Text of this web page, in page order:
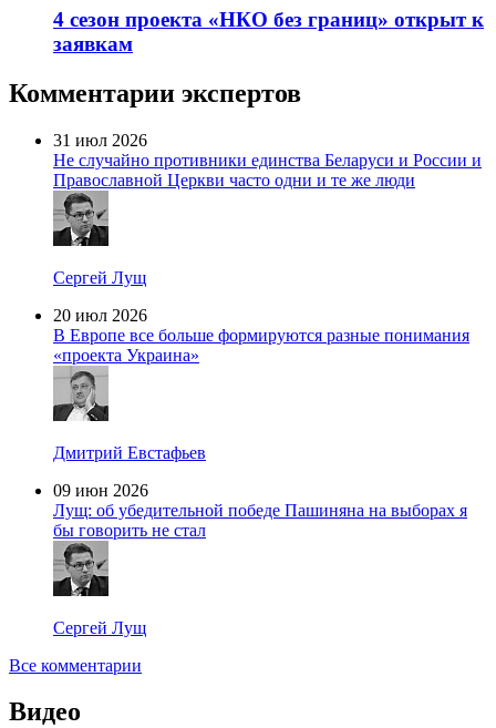
4 сезон проекта «НКО без границ» открыт к
заявкам
Комментарии экспертов
31 июл 2026
Не случайно противники единства Беларуси и России и
Православной Церкви часто одни и те же люди
Сергей Лущ
20 июл 2026
В Европе все больше формируются разные понимания
«проекта Украина»
Дмитрий Евстафьев
09 июн 2026
Лущ: об убедительной победе Пашиняна на выборах я
бы говорить не стал
Сергей Лущ
Все комментарии
Видео